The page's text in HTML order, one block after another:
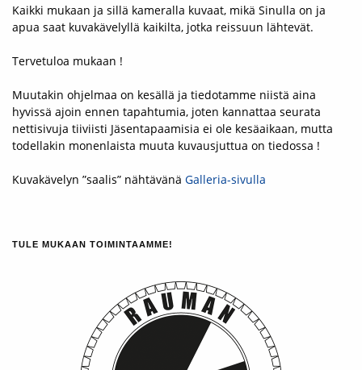
Kaikki mukaan ja sillä kameralla kuvaat, mikä Sinulla on ja
apua saat kuvakävelyllä kaikilta, jotka reissuun lähtevät.
Tervetuloa mukaan !
Muutakin ohjelmaa on kesällä ja tiedotamme niistä aina
hyvissä ajoin ennen tapahtumia, joten kannattaa seurata
nettisivuja tiiviisti Jäsentapaamisia ei ole kesäaikaan, mutta
todellakin monenlaista muuta kuvausjuttua on tiedossa !
Kuvakävelyn ”saalis” nähtävänä Galleria-sivulla
TULE MUKAAN TOIMINTAAMME!